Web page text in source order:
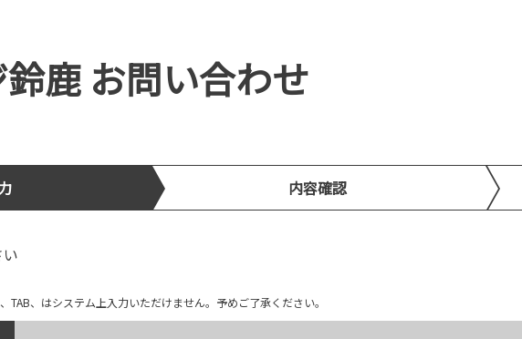
鹿 お問い合わせ
内容確認
、はシステム上入力いただけません。予めご了承ください。